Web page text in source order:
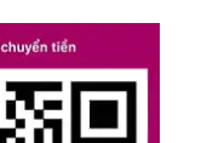
Chap 386
Chap 382
Chap 378